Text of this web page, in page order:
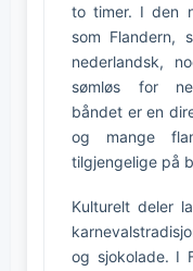
to timer. I den
som Flandern,
nederlandsk,
sømløs for
båndet er en
og mange
tilgjengelige på
Kulturelt deler
og sjokolade. I